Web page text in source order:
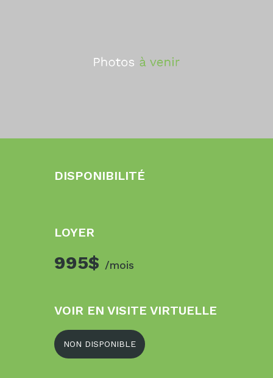
DISPONIBILITÉ
LOYER
995$ /mois
VOIR EN VISITE VIRTUELLE
NON DISPONIBLE